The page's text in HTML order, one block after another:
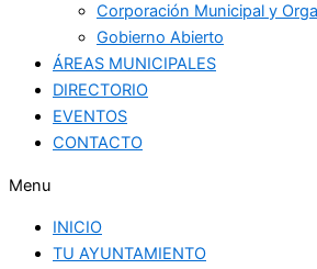
Corporación Municipal y
Gobierno Abierto
ÁREAS MUNICIPALES
DIRECTORIO
EVENTOS
CONTACTO
Menu
INICIO
TU AYUNTAMIENTO